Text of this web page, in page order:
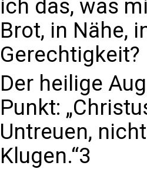
ich das, was
Brot, in Nähe,
Gerechtigkeit?
Der heilige
Punkt:
Untreuen,
Klugen.“3